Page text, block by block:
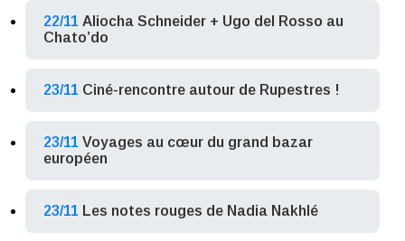
22/11 Aliocha Schneider + Ugo del Rosso au
Chato’do
23/11 Ciné-rencontre autour de Rupestres !
23/11 Voyages au cœur du grand bazar
européen
23/11 Les notes rouges de Nadia Nakhlé